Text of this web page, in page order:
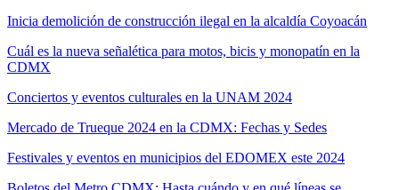
Inicia demolición de construcción ilegal en la alcaldía Coyoacán
Cuál es la nueva señalética para motos, bicis y monopatín en la
CDMX
Conciertos y eventos culturales en la UNAM 2024
Mercado de Trueque 2024 en la CDMX: Fechas y Sedes
Festivales y eventos en municipios del EDOMEX este 2024